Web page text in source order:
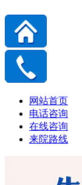
网站首页
电话咨询
在线咨询
来院路线